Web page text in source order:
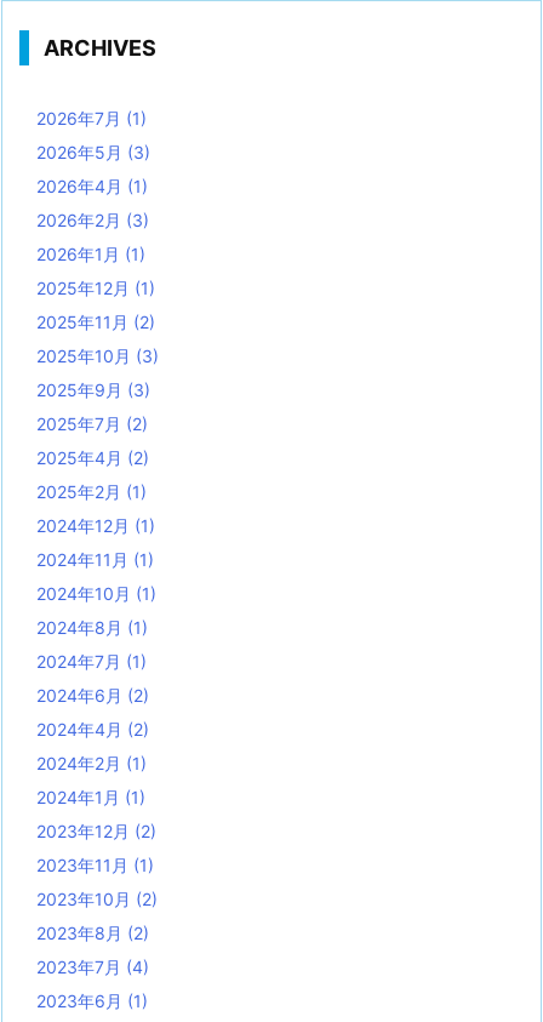
ARCHIVES
2026年7月 (1)
2026年5月 (3)
2026年4月 (1)
2026年2月 (3)
2026年1月 (1)
2025年12月 (1)
2025年11月 (2)
2025年10月 (3)
2025年9月 (3)
2025年7月 (2)
2025年4月 (2)
2025年2月 (1)
2024年12月 (1)
2024年11月 (1)
2024年10月 (1)
2024年8月 (1)
2024年7月 (1)
2024年6月 (2)
2024年4月 (2)
2024年2月 (1)
2024年1月 (1)
2023年12月 (2)
2023年11月 (1)
2023年10月 (2)
2023年8月 (2)
2023年7月 (4)
2023年6月 (1)